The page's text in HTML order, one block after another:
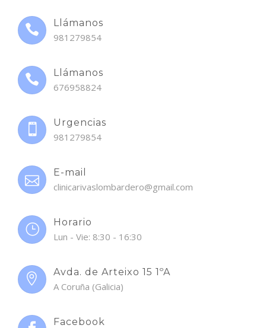
Llámanos
981279854
Llámanos
676958824
Urgencias
981279854
E-mail
clinicarivaslombardero@gmail.com
Horario
Lun - Vie: 8:30 - 16:30
Avda. de Arteixo 15 1ºA
A Coruña (Galicia)
Facebook